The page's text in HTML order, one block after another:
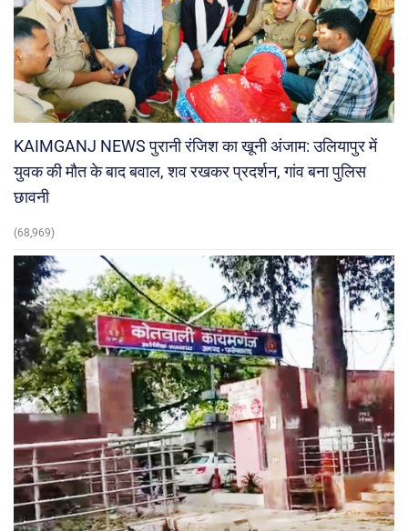
KAIMGANJ NEWS पुरानी रंजिश का खूनी अंजाम: उलियापुर में
युवक की मौत के बाद बवाल, शव रखकर प्रदर्शन, गांव बना पुलिस
छावनी
(68,969)